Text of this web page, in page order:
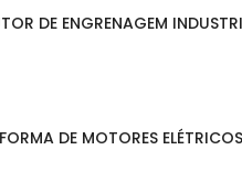
DE ENGRENAGEM
DE MOTORES ELÉTRICOS